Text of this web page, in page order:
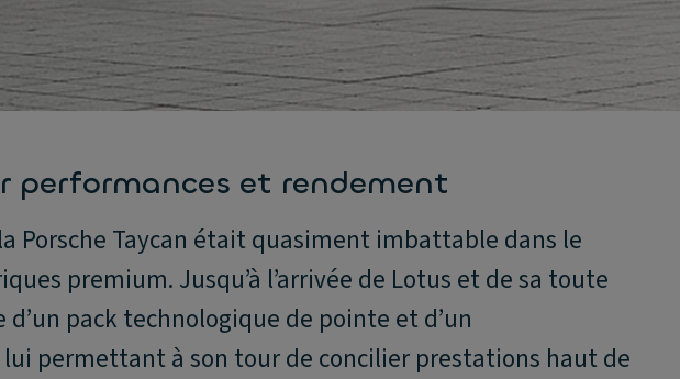
performances et rendement
Porsche Taycan était quasiment imbattable dans le
premium. Jusqu’à l’arrivée de Lotus et de sa toute
pack technologique de pointe et d’un
permettant à son tour de concilier prestations haut de